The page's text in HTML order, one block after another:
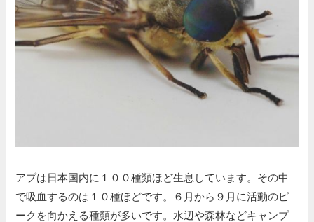
アブは日本国内に１００種類ほど生息しています。その中
で吸血するのは１０種ほどです。６月から９月に活動のピ
ークを向かえる種類が多いです。水辺や森林などキャンプ